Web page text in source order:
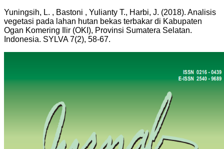
Yuningsih, L. , Bastoni , Yulianty T., Harbi, J. (2018). Analisis
vegetasi pada lahan hutan bekas terbakar di Kabupaten
Ogan Komering Ilir (OKI), Provinsi Sumatera Selatan.
Indonesia. SYLVA 7(2), 58-67.